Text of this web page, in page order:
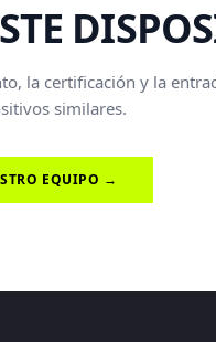
la certificación y la
similares.
EQUIPO →